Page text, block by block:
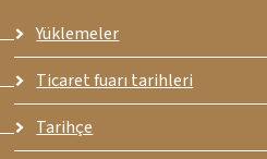
Yüklemeler
Ticaret fuarı tarihleri
Tarihçe